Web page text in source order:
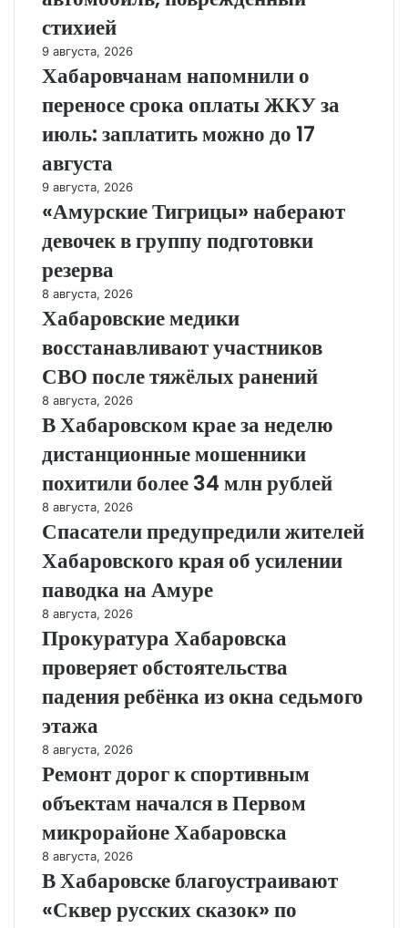
стихией
9 августа, 2026
Хабаровчанам напомнили о
переносе срока оплаты ЖКУ за
июль: заплатить можно до 17
августа
9 августа, 2026
«Амурские Тигрицы» наберают
девочек в группу подготовки
резерва
8 августа, 2026
Хабаровские медики
восстанавливают участников
СВО после тяжёлых ранений
8 августа, 2026
В Хабаровском крае за неделю
дистанционные мошенники
похитили более 34 млн рублей
8 августа, 2026
Спасатели предупредили жителей
Хабаровского края об усилении
паводка на Амуре
8 августа, 2026
Прокуратура Хабаровска
проверяет обстоятельства
падения ребёнка из окна седьмого
этажа
8 августа, 2026
Ремонт дорог к спортивным
объектам начался в Первом
микрорайоне Хабаровска
8 августа, 2026
В Хабаровске благоустраивают
«Сквер русских сказок» по